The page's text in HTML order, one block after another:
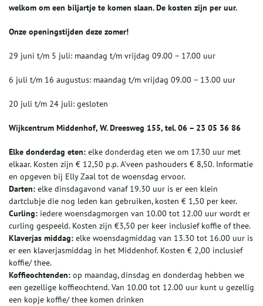
welkom om een biljartje te komen slaan. De kosten zijn per uur.
Onze openingstijden deze zomer!
29 juni t/m 5 juli: maandag t/m vrijdag 09.00 – 17.00 uur
6 juli t/m 16 augustus: maandag t/m vrijdag 09.00 – 13.00 uur
20 juli t/m 24 juli: gesloten
Wijkcentrum Middenhof, W. Dreesweg 155, tel. 06 – 23 05 36 86
Elke donderdag eten: elke donderdag eten we om 17.30 uur met
elkaar. Kosten zijn € 12,50 p.p. A’veen pashouders € 8,50. Informatie
en opgeven bij Elly Zaal tot de woensdag ervoor.
Darten: elke dinsdagavond vanaf 19.30 uur is er een klein
dartclubje die nog leden kan gebruiken, kosten € 1,50 per keer.
Curling: iedere woensdagmorgen van 10.00 tot 12.00 uur wordt er
curling gespeeld. Kosten zijn €3,50 per keer inclusief koffie of thee.
Klaverjas middag: elke woensdagmiddag van 13.30 tot 16.00 uur is
er een klaverjasmiddag in het Middenhof. Kosten € 2,00 inclusief
koffie/ thee.
Koffieochtenden: op maandag, dinsdag en donderdag hebben we
een gezellige koffieochtend. Van 10.00 tot 12.00 uur kunt u gezellig
een kopje koffie/ thee komen drinken